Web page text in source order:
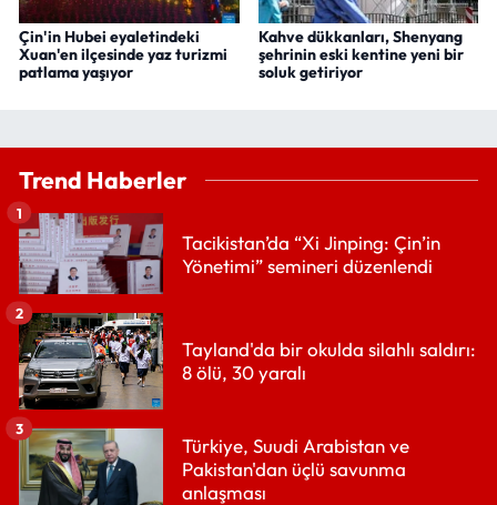
Çin'in Hubei eyaletindeki
Xuan'en ilçesinde yaz turizmi
patlama yaşıyor
Kahve dükkanları, Shenyang
şehrinin eski kentine yeni bir
soluk getiriyor
Trend Haberler
Tacikistan’da “Xi Jinping: Çin’in
Yönetimi” semineri düzenlendi
1
Tayland'da bir okulda silahlı saldırı:
8 ölü, 30 yaralı
2
Türkiye, Suudi Arabistan ve
Pakistan'dan üçlü savunma
anlaşması
3